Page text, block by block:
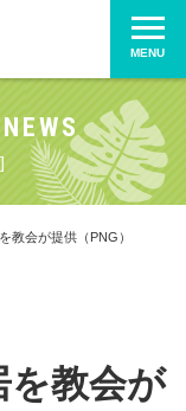
MENU
教会が提供（PNG）
を教会が